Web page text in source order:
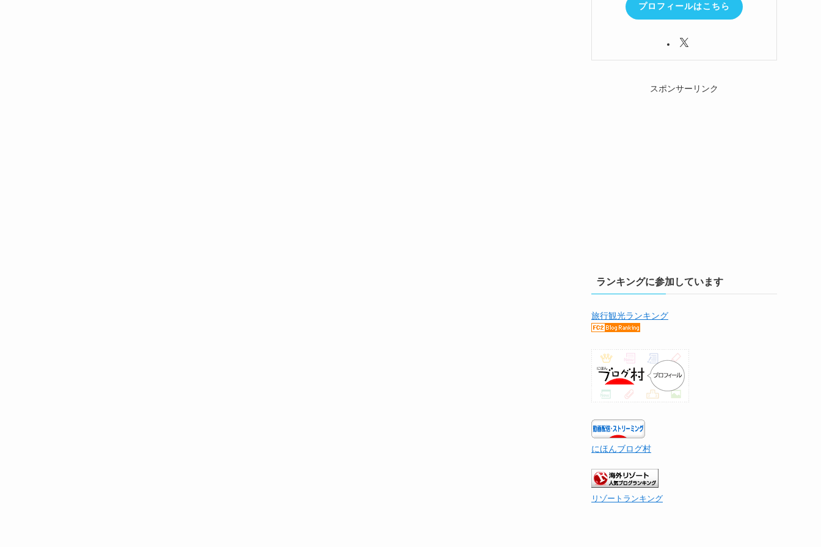
プロフィールはこちら
スポンサーリンク
ランキングに参加しています
旅行観光ランキング
にほんブログ村
リゾートランキング